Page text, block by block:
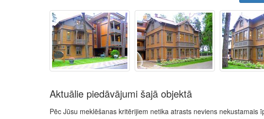
Aktuālie piedāvājumi šajā objektā
Pēc Jūsu meklēšanas kritērijiem netika atrasts neviens nekustamais